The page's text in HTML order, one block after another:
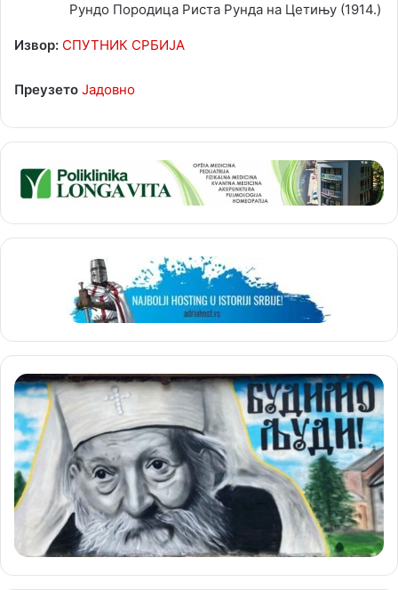
Рундо Породица Риста Рунда на Цетињу (1914.)
Извор: СПУТНИК СРБИЈА
Преузето Јадовно